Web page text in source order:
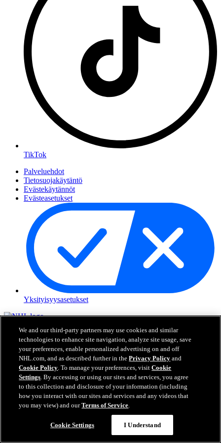
TikTok
Palveluehdot
Tietosuojakäytäntö
Evästekäytännöt
Evästeasetukset
Yksityisyysasetukset
esitetyt NHL:n logot ja tunnukset sekä NHL:n joukkueiden logot ja
tunnukset ovat NHL:n ja sen joukkueiden omaisuutta, eikä niitä saa
toisintaa ilman NHL Enterprises, L.P.:n hyväksyntää. © NHL 2026.
Kaikki oikeudet pidätetään. Kaikki NHL-joukkueiden pelaajien
nimillä ja numeroilla varustetut pelipaidat ovat virallisesti NHL:n ja
NHLPA:n lisenssin alla. Zambonin merkki ja Zamboni-jääkoneen
rakenne ovat rekisteröityjä tavaramerkkejä, jotka omistaa Frank J.
Zamboni & Co., Inc. © Frank J. Zamboni & Co., Inc. 2026. Kaikki
oikeudet pidätetään. Kaikki muut kolmannen osapuolen
tavaramerkit ja tekijänoikeudet ovat niiden omistajien omaisuutta.
Kaikki oikeudet pidätetään.
We and our third-party partners may use cookies and similar
technologies to enhance site navigation, analyze site usage, save
your preferences, enable personalized advertising on and off
NHL.com, and as described further in thePrivacy Policy and
Cookie Policy. To manage your preferences, visitCookie
Settings. By accessing or using our sites and services, you agree
to this collection and disclosure of your information (including
how you interact with our sites and services and any videos that
you may view) and ourTerms of Service.
Cookie Settings I Understand